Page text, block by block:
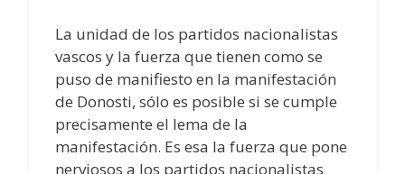
La unidad de los partidos nacionalistas
vascos y la fuerza que tienen como se
puso de manifiesto en la manifestación
de Donosti, sólo es posible si se cumple
precisamente el lema de la
manifestación. Es esa la fuerza que pone
nerviosos a los partidos nacionalistas